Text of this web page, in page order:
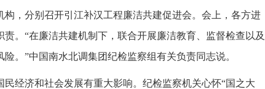
，分别召开引江补汉工程廉洁共建促进会。会上，各方进
。“在廉洁共建机制下，联合开展廉洁教育、监督检查以及
。”中国南水北调集团纪检监察组有关负责同志说。
经济和社会发展有重大影响。纪检监察机关心怀“国之大